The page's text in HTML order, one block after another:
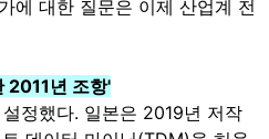
에 대한 질문은 이제 산업계 전
2011년 조항'
정했다. 일본은 2019년 저작